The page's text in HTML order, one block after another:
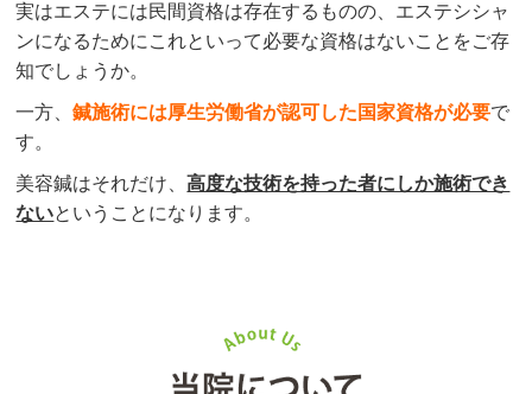
実はエステには民間資格は存在するものの、エステシシャ
ンになるためにこれといって必要な資格はないことをご存
知でしょうか。
一方、鍼施術には厚生労働省が認可した国家資格が必要で
す。
美容鍼はそれだけ、高度な技術を持った者にしか施術でき
ないということになります。